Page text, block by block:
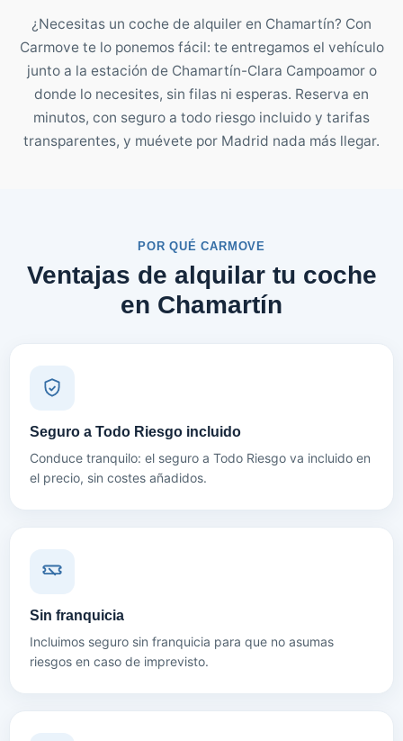
¿Necesitas un coche de alquiler en Chamartín? Con
Carmove te lo ponemos fácil: te entregamos el vehículo
junto a la estación de Chamartín-Clara Campoamor o
donde lo necesites, sin filas ni esperas. Reserva en
minutos, con seguro a todo riesgo incluido y tarifas
transparentes, y muévete por Madrid nada más llegar.
POR QUÉ CARMOVE
Ventajas de alquilar tu coche
en Chamartín
Seguro a Todo Riesgo incluido
Conduce tranquilo: el seguro a Todo Riesgo va incluido en
el precio, sin costes añadidos.
Sin franquicia
Incluimos seguro sin franquicia para que no asumas
riesgos en caso de imprevisto.